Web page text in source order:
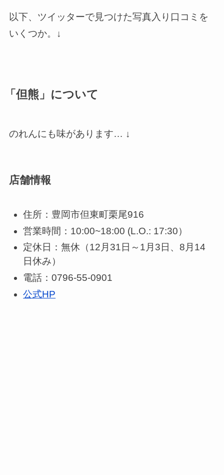
以下、ツイッターで見つけた写真入り口コミを
いくつか。↓
「但熊」について
のれんにも味があります… ↓
店舗情報
住所：豊岡市但東町栗尾916
営業時間：10:00~18:00 (L.O.: 17:30）
定休日：無休（12月31日～1月3日、8月14
日休み）
電話：0796-55-0901
公式HP